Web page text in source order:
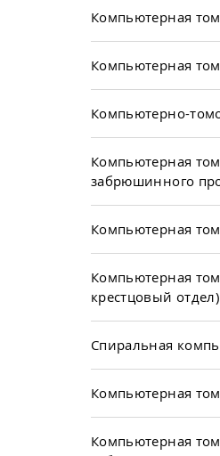
Компьютерная
Компьютерная
Компьютерно-
Компьютерная
забрюшинного
Компьютерная
Компьютерная
крестцовый отдел)
Спиральная
Компьютерная
Компьютерная